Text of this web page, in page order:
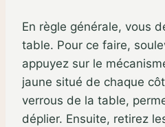
En règle générale, vous
table. Pour ce faire,
appuyez sur le
jaune situé de chaque
verrous de la table,
déplier. Ensuite, retirez